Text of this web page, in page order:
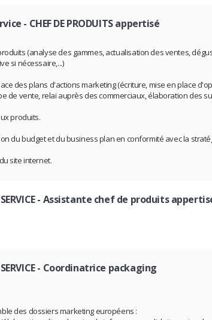
- CHEF DE PRODUITS appertisé
(analyse des gammes, actualisation des ventes,
si nécessaire,...)
des plans d'actions marketing (écriture, mise en place
de vente, relai auprès des commerciaux, élaboration des
produits.
du budget et du business plan en conformité avec la
site internet.
- Assistante chef de produits
- Coordinatrice packaging
des dossiers marketing européens :